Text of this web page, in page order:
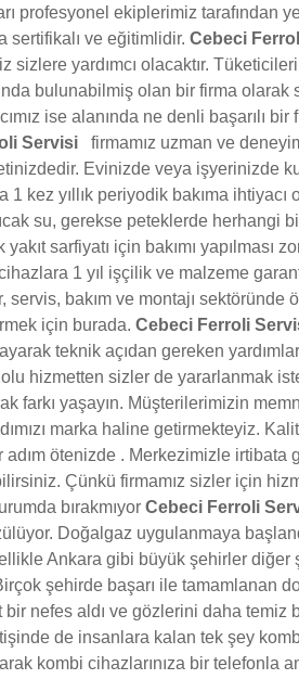
profesyonel ekiplerimiz tarafından
sertifikalı ve eğitimlidir. Cebeci
yardımcı olacaktır.
bulunabilmiş olan bir firma olarak
ise alanında ne denli başarılı
Servisi
firmamız uzman ve
Evinizde veya işyerinizde
1 kez yıllık periyodik bakıma ihtiyacı
su, gerekse peteklerde herhangi
sarfiyatı için bakımı yapılması
1 yıl işçilik ve malzeme
servis, bakım ve montajı sektöründe
için burada. Cebeci Ferroli
teknik açıdan gereken
hizmetten sizler de yararlanmak
farkı yaşayın. Müşterilerimizin
marka haline getirmekteyiz.
adım ötenizde . Merkezimizle irtibata
Çünkü firmamız sizler için
bırakmıyor Cebeci Ferroli
Doğalgaz uygulanmaya
Ankara gibi büyük şehirler diğer
şehirde başarı ile tamamlanan
nefes aldı ve gözlerini daha temiz
de insanlara kalan tek şey
kombi cihazlarınıza bir telefonla